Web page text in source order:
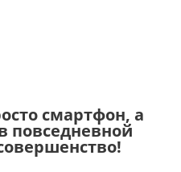
смартфон, а
повседневной